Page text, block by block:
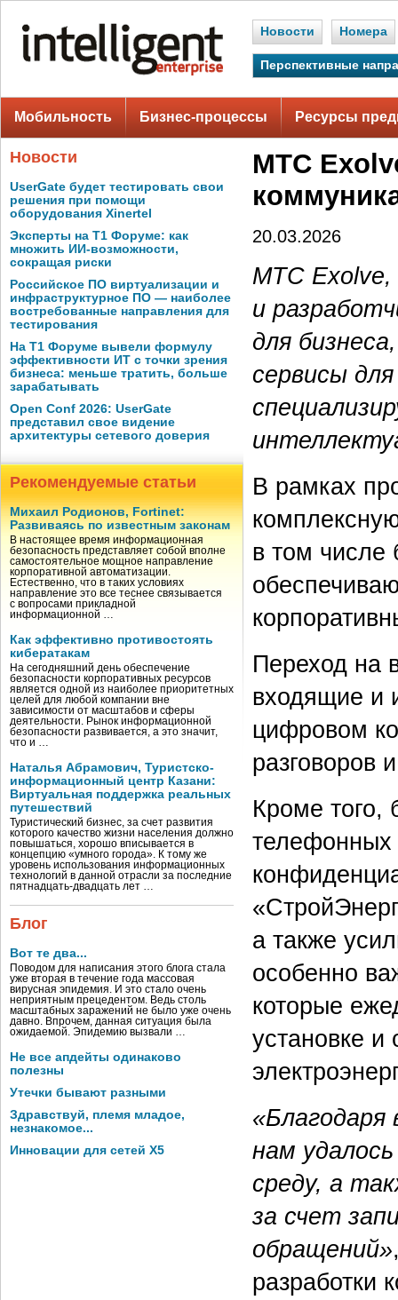
Новости Номера
Перспективные
Мобильность Бизнес-процессы Ресурсы
Новости
UserGate будет тестировать свои
решения при помощи
оборудования Xinertel
Эксперты на Т1 Форуме: как
множить ИИ-возможности,
сокращая риски
Российское ПО виртуализации и
инфраструктурное ПО — наиболее
востребованные направления для
тестирования
На Т1 Форуме вывели формулу
эффективности ИТ с точки зрения
бизнеса: меньше тратить, больше
зарабатывать
Open Conf 2026: UserGate
представил свое видение
архитектуры сетевого доверия
Рекомендуемые статьи
Михаил Родионов, Fortinet:
Развиваясь по известным законам
В настоящее время информационная
безопасность представляет собой вполне
самостоятельное мощное направление
корпоративной автоматизации.
Естественно, что в таких условиях
направление это все теснее связывается
с вопросами прикладной
информационной …
Как эффективно противостоять
кибератакам
На сегодняшний день обеспечение
безопасности корпоративных ресурсов
является одной из наиболее приоритетных
целей для любой компании вне
зависимости от масштабов и сферы
деятельности. Рынок информационной
безопасности развивается, а это значит,
что и …
Наталья Абрамович, Туристско-
информационный центр Казани:
Виртуальная поддержка реальных
путешествий
Туристический бизнес, за счет развития
которого качество жизни населения должно
повышаться, хорошо вписывается в
концепцию «умного города». К тому же
уровень использования информационных
технологий в данной отрасли за последние
пятнадцать-двадцать лет …
Блог
Вот те два...
Поводом для написания этого блога стала
уже вторая в течение года массовая
вирусная эпидемия. И это стало очень
неприятным прецедентом. Ведь столь
масштабных заражений не было уже очень
давно. Впрочем, данная ситуация была
ожидаемой. Эпидемию вызвали …
Не все апдейты одинаково
полезны
Утечки бывают разными
Здравствуй, племя младое,
незнакомое...
Инновации для сетей X5
МТС
20.03.2026
МТС Exolve,
и
для
сервисы
В рамках
в том числе
Переход на
входящие и
цифровом
разговоров
Кроме того,
телефонных
а также
особенно
которые
установке и
нам
среду, а
за счет
обращений»
разработки